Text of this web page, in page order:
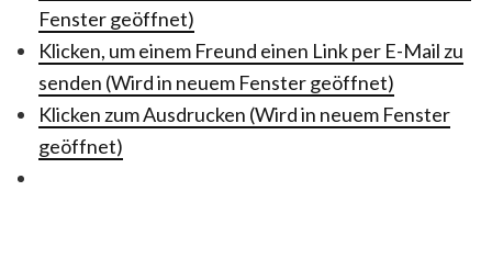
Fenster geöffnet)
Klicken, um einem Freund einen Link per E-Mail zu
senden (Wird in neuem Fenster geöffnet)
Klicken zum Ausdrucken (Wird in neuem Fenster
geöffnet)